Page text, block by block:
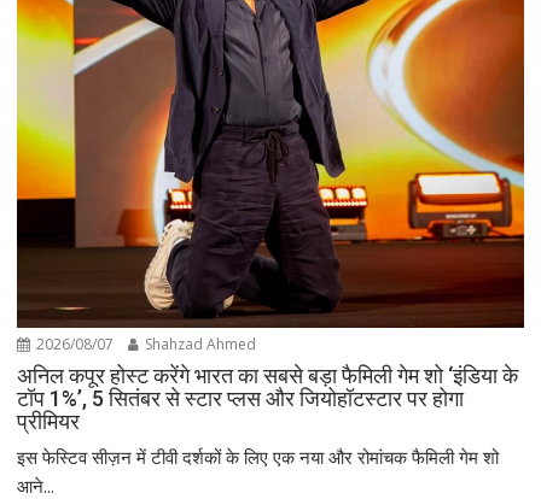
2026/08/07 Shahzad Ahmed
अनिल कपूर होस्ट करेंगे भारत का सबसे बड़ा फैमिली गेम शो ‘इंडिया के
टॉप 1%’, 5 सितंबर से स्टार प्लस और जियोहॉटस्टार पर होगा
प्रीमियर
इस फेस्टिव सीज़न में टीवी दर्शकों के लिए एक नया और रोमांचक फैमिली गेम शो
आने...